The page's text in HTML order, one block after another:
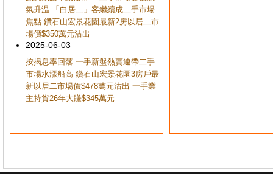
氛升温 「白居二」客繼續成二手市場
焦點 鑽石山宏景花園最新2房以居二市
場價$350萬元沽出
2025-06-03
按揭息率回落 一手新盤熱賣連帶二手
市場水漲船高 鑽石山宏景花園3房戶最
新以居二市場價$478萬元沽出 一手業
主持貨26年大賺$345萬元